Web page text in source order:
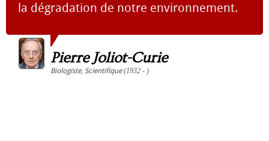
la dégradation de notre environnement.
Pierre Joliot-Curie
Biologiste, Scientifique(1932 - )